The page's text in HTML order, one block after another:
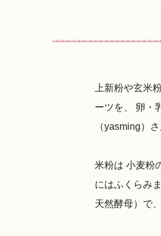
上新粉や玄米
ーツを、 卵・
（yasming）
米粉は 小麦粉
にはふくらみ
天然酵母）で